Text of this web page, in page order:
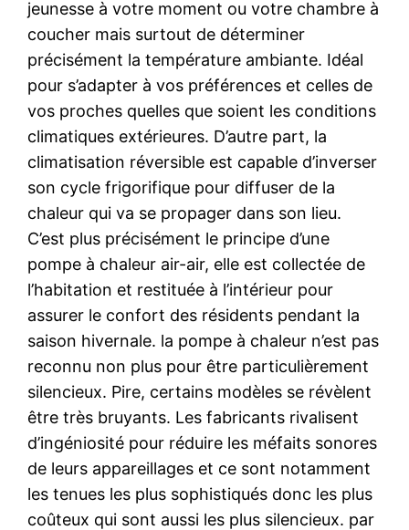
jeunesse à votre moment ou votre chambre à
coucher mais surtout de déterminer
précisément la température ambiante. Idéal
pour s’adapter à vos préférences et celles de
vos proches quelles que soient les conditions
climatiques extérieures. D’autre part, la
climatisation réversible est capable d’inverser
son cycle frigorifique pour diffuser de la
chaleur qui va se propager dans son lieu.
C’est plus précisément le principe d’une
pompe à chaleur air-air, elle est collectée de
l’habitation et restituée à l’intérieur pour
assurer le confort des résidents pendant la
saison hivernale. la pompe à chaleur n’est pas
reconnu non plus pour être particulièrement
silencieux. Pire, certains modèles se révèlent
être très bruyants. Les fabricants rivalisent
d’ingéniosité pour réduire les méfaits sonores
de leurs appareillages et ce sont notamment
les tenues les plus sophistiqués donc les plus
coûteux qui sont aussi les plus silencieux. par